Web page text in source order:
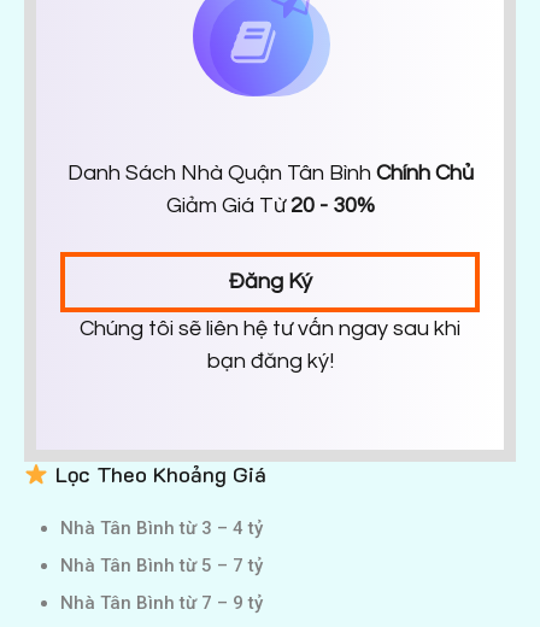
Danh Sách Nhà Quận Tân Bình Chính Chủ
Giảm Giá Từ 20 - 30%
Đăng Ký
Chúng tôi sẽ liên hệ tư vấn ngay sau khi
bạn đăng ký!
Lọc Theo Khoảng Giá
Nhà Tân Bình từ 3 – 4 tỷ
Nhà Tân Bình từ 5 – 7 tỷ
Nhà Tân Bình từ 7 – 9 tỷ